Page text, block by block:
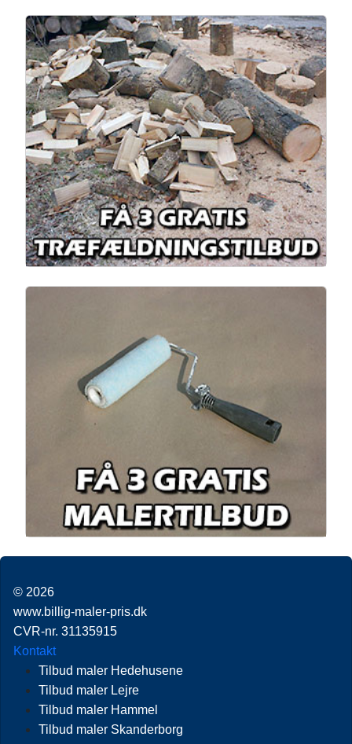
© 2026
www.billig-maler-pris.dk
CVR-nr. 31135915
Kontakt
Tilbud maler Hedehusene
Tilbud maler Lejre
Tilbud maler Hammel
Tilbud maler Skanderborg